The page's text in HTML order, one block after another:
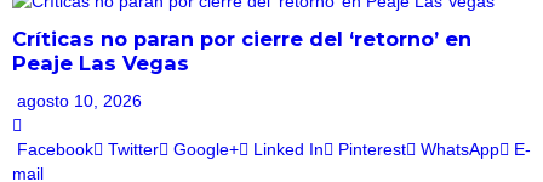
Críticas no paran por cierre del ‘retorno’ en
Peaje Las Vegas
agosto 10, 2026
Facebook Twitter Google+ Linked In Pinterest WhatsApp
E-
mail